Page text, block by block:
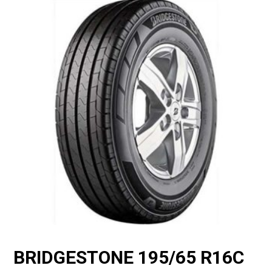
BRIDGESTONE 195/65 R16C